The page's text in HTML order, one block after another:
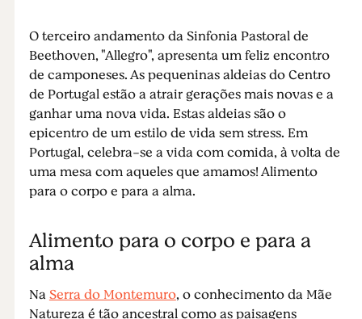
O terceiro andamento da Sinfonia Pastoral de
Beethoven, "Allegro", apresenta um feliz encontro
de camponeses. As pequeninas aldeias do Centro
de Portugal estão a atrair gerações mais novas e a
ganhar uma nova vida. Estas aldeias são o
epicentro de um estilo de vida sem stress. Em
Portugal, celebra-se a vida com comida, à volta de
uma mesa com aqueles que amamos! Alimento
para o corpo e para a alma.
Alimento para o corpo e para a
alma
NaSerra do Montemuro, o conhecimento da Mãe
Natureza é tão ancestral como as paisagens